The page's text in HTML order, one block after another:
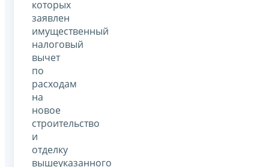
которых
заявлен
имущественный
налоговый
вычет
по
расходам
на
новое
строительство
и
отделку
вышеуказанного